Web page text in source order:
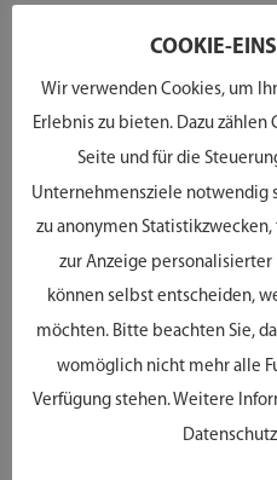
WIE
DIE AKKU-
Die Hörgeräte werden einfach
gesteckt, ähnlich wie bei
geladen, bieten sie Ihnen den
Klang. Der lästige
Vergangenheit an.
Für welche Hörgerätetypen ist
COOKIE-
Wir verwenden Cookies, um
Erlebnis zu bieten. Dazu
Seite und für die
Unternehmensziele notwendig
zu anonymen
zur Anzeige
können selbst entscheiden,
möchten. Bitte beachten Sie,
womöglich nicht mehr alle
Verfügung stehen. Weitere